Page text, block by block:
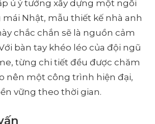
ủ ý tưởng xây dựng một ngôi
mái Nhật, mẫu thiết kế nhà anh
chắc chắn sẽ là nguồn cảm
bàn tay khéo léo của đội ngũ
từng chi tiết đều được chăm
nên một công trình hiện đại,
vững theo thời gian.